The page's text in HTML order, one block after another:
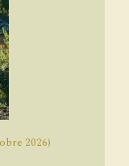
2026)